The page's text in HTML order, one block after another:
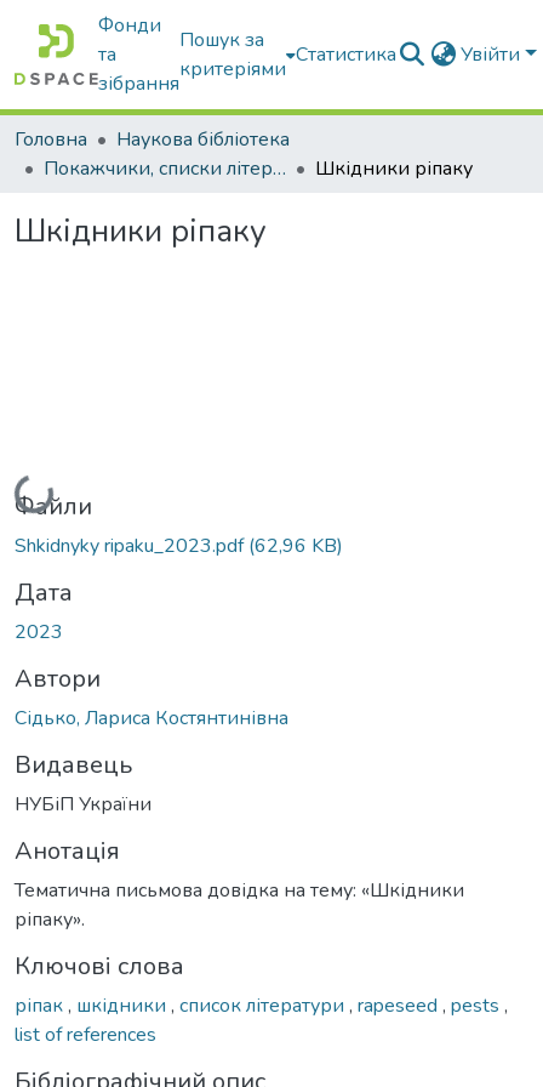
Фонди
та
зібрання
Пошук за
критеріями
Статистика Увійти
Головна
Наукова бібліотека
Покажчики, списки літератури, сценарії, методичні розробки
Шкідники ріпаку
Шкідники ріпаку
Вантажиться...
Файли
Shkidnyky ripaku_2023.pdf(62,96 KB)
Дата
2023
Автори
Сідько, Лариса Костянтинівна
Видавець
НУБіП України
Анотація
Тематична письмова довідка на тему: «Шкідники
ріпаку».
Ключові слова
ріпак, шкідники , список літератури , rapeseed , pests ,
list of references